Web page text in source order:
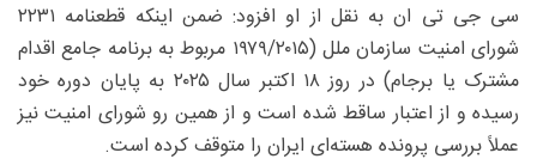
سی جی تی ان به نقل از او افزود: ضمن اینکه قطعنامه ۲۲۳۱
شورای امنیت سازمان ملل (۱۹۷۹/۲۰۱۵ مربوط به برنامه جامع اقدام
مشترک یا برجام) در روز ۱۸ اکتبر سال ۲۰۲۵ به پایان دوره خود
رسیده و از اعتبار ساقط شده است و از همین رو شورای امنیت نیز
عملاً بررسی پرونده هسته‌ای ایران را متوقف کرده است.